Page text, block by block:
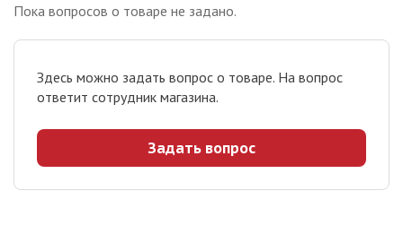
Здесь можно задать вопрос о товаре. На вопрос
ответит сотрудник магазина.
Задать вопрос
Пока вопросов о товаре не задано.